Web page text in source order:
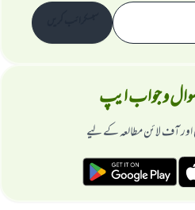
و جواب ایپ
آف لائن مطالعہ کے لیے